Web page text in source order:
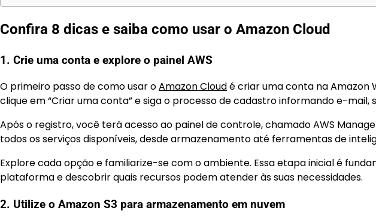
Confira 8 dicas e saiba como usar o Amazon Cloud
1. Crie uma conta e explore o painel AWS
O primeiro passo de como usar oAmazon Cloudé criar uma conta na Amazon
clique em “Criar uma conta” e siga o processo de cadastro informando e-mail,
Após o registro, você terá acesso ao painel de controle, chamado AWS
todos os serviços disponíveis, desde armazenamento até ferramentas de
Explore cada opção e familiarize-se com o ambiente. Essa etapa inicial é
plataforma e descobrir quais recursos podem atender às suas necessidades.
2. Utilize o Amazon S3 para armazenamento em nuvem